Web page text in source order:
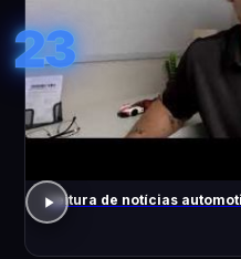
23
Leitura de notícias